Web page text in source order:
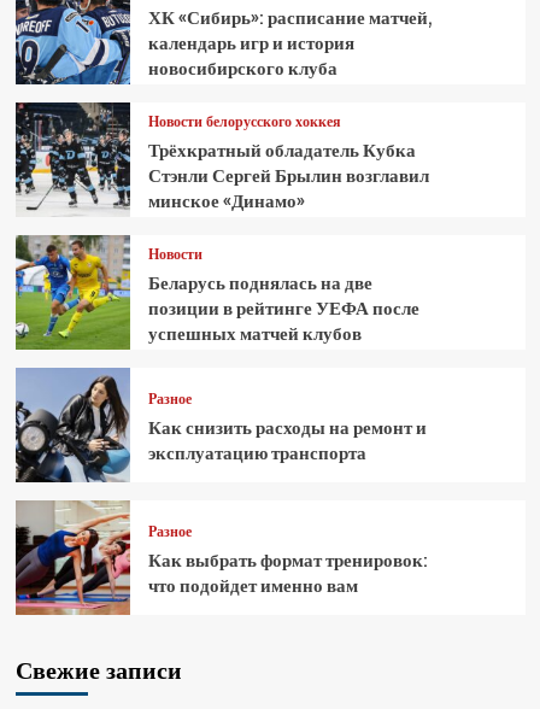
ХК «Сибирь»: расписание матчей,
календарь игр и история
новосибирского клуба
Новости белорусского хоккея
Трёхкратный обладатель Кубка
Стэнли Сергей Брылин возглавил
минское «Динамо»
Новости
Беларусь поднялась на две
позиции в рейтинге УЕФА после
успешных матчей клубов
Разное
Как снизить расходы на ремонт и
эксплуатацию транспорта
Разное
Как выбрать формат тренировок:
что подойдет именно вам
Свежие записи